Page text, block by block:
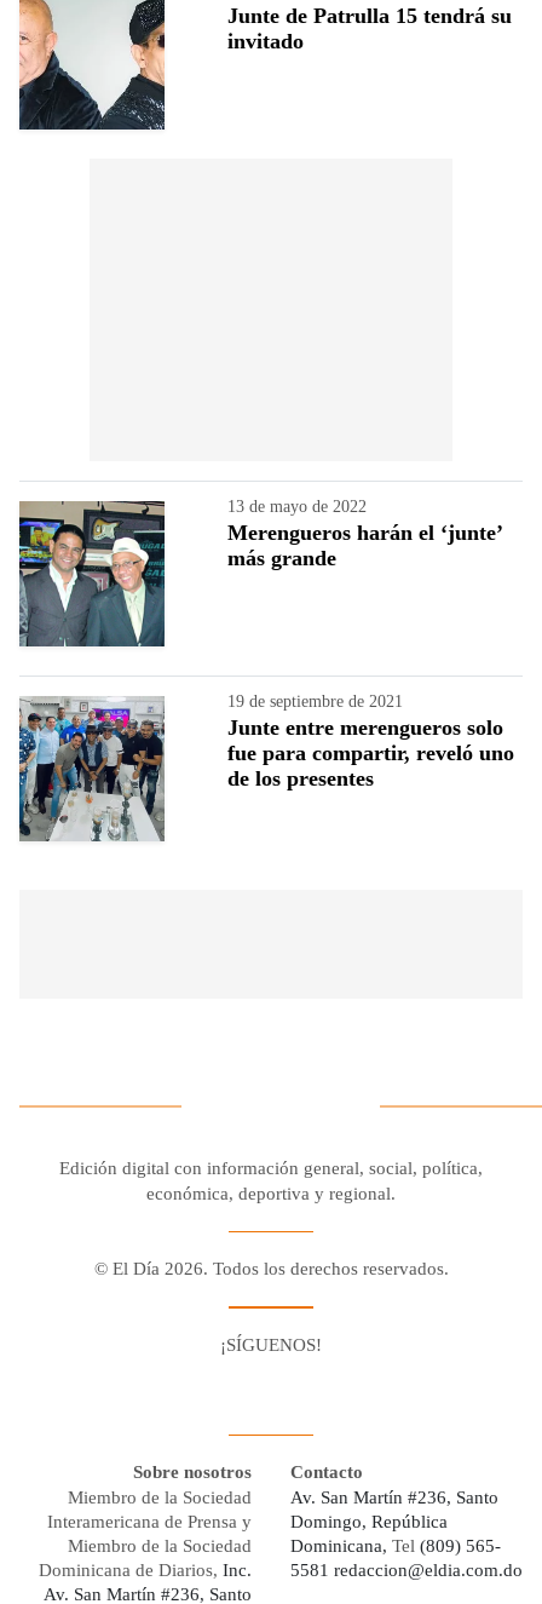
Junte de Patrulla 15 tendrá su
invitado
13 de mayo de 2022
Merengueros harán el ‘junte’
más grande
19 de septiembre de 2021
Junte entre merengueros solo
fue para compartir, reveló uno
de los presentes
Edición digital con información general, social, política,
económica, deportiva y regional.
© El Día 2026. Todos los derechos reservados.
¡SÍGUENOS!
Sobre nosotros
Miembro de la Sociedad
Interamericana de Prensa y
Miembro de la Sociedad
Dominicana de Diarios, Inc.
Av. San Martín #236, Santo
Contacto
Av. San Martín #236, Santo
Domingo, República
Dominicana, Tel (809) 565-
5581 redaccion@eldia.com.do